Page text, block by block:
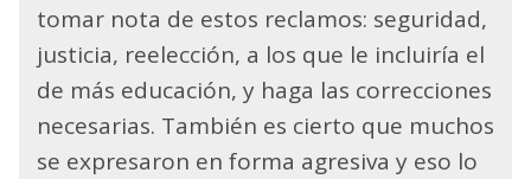
tomar nota de estos reclamos: seguridad,
justicia, reelección, a los que le incluiría el
de más educación, y haga las correcciones
necesarias. También es cierto que muchos
se expresaron en forma agresiva y eso lo